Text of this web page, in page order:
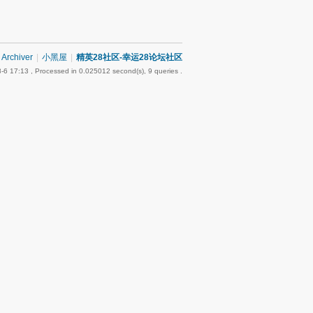
Archiver 小黑屋 精英28社区-幸运28论坛社区
6 17:13 , Processed in 0.025012 second(s), 9 queries .